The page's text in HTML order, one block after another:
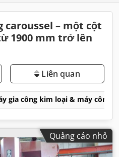
caroussel – một cột
1900 mm trở lên
Liên quan
gia công kim loại & máy công
Quảng cáo nhỏ